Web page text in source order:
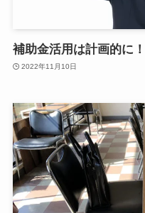
補助金活用は計画的に！
2022年11月10日